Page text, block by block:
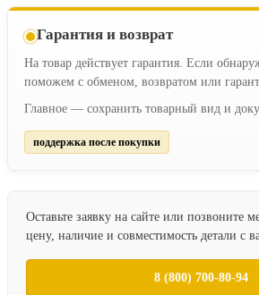
Гарантия и возврат
На товар действует гарантия. Если
поможем с обменом, возвратом или
Главное — сохранить товарный вид и
поддержка после покупки
Оставьте заявку на сайте или позвоните
цену, наличие и совместимость детали с
8 (800) 700-80-94